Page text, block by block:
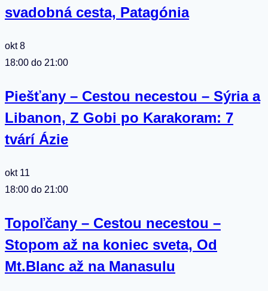
svadobná cesta, Patagónia
okt8
18:00 do 21:00
Piešťany – Cestou necestou – Sýria a
Libanon, Z Gobi po Karakoram: 7
tvárí Ázie
okt 11
18:00 do 21:00
Topoľčany – Cestou necestou –
Stopom až na koniec sveta, Od
Mt.Blanc až na Manasulu